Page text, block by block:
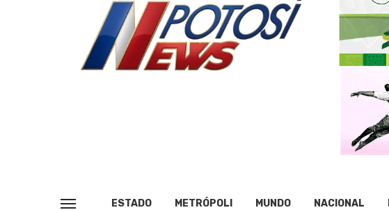
ESTADO METRÓPOLI MUNDO NACIONAL